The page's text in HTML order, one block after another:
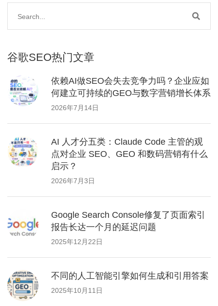
谷歌SEO热门文章
依赖AI做SEO会失去竞争力吗？企业应如
何建立可持续的GEO与数字营销增长体系
2026年7月14日
AI 人才分五类：Claude Code 主管的观
点对企业 SEO、GEO 和数码营销有什么
启示？
2026年7月3日
Google Search Console修复了页面索引
报告长达一个月的延迟问题
2025年12月22日
不同的人工智能引擎如何生成和引用答案
2025年10月11日